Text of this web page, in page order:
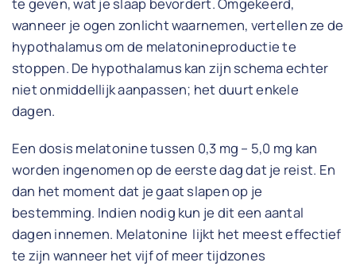
te geven, wat je slaap bevordert. Omgekeerd,
wanneer je ogen zonlicht waarnemen, vertellen ze de
hypothalamus om de melatonineproductie te
stoppen. De hypothalamus kan zijn schema echter
niet onmiddellijk aanpassen; het duurt enkele
dagen.
Een dosis melatonine tussen 0,3 mg – 5,0 mg kan
worden ingenomen op de eerste dag dat je reist. En
dan het moment dat je gaat slapen op je
bestemming. Indien nodig kun je dit een aantal
dagen innemen. Melatonine lijkt het meest effectief
te zijn wanneer het vijf of meer tijdzones